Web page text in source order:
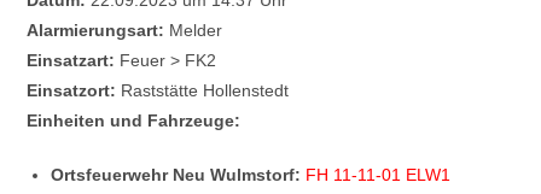
Alarmierungsart: Melder
Einsatzart: Feuer > FK2
Einsatzort: Raststätte Hollenstedt
Einheiten und Fahrzeuge:
Ortsfeuerwehr Neu Wulmstorf: FH 11-11-01 ELW1